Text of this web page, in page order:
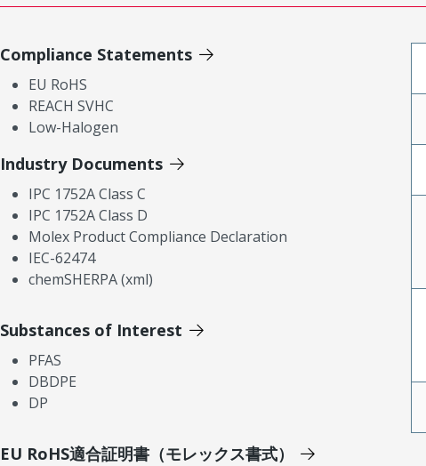
Compliance Statements
EU RoHS
REACH SVHC
Low-Halogen
Industry Documents
IPC 1752A Class C
IPC 1752A Class D
Molex Product Compliance Declaration
IEC-62474
chemSHERPA (xml)
Substances of Interest
PFAS
DBDPE
DP
EU RoHS適合証明書（モレックス書式）